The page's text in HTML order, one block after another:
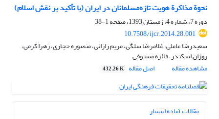
نحوة مذاکرة هویت تازه‌مسلمانان در ایران (با تأکید بر نقش اسلام)
دوره 7، شماره 4، زمستان 1393، صفحه
1-38
10.7508/ijcr.2014.28.001
سعیدرضا عاملی، غلامرضا سلگی، مریم رازانی، منصوره حجاری، زهرا کرمی،
روژان اسکندر، فائزه مستوفی
مشاهده مقاله
اصل مقاله 432.26 K
مقالات آماده انتشار